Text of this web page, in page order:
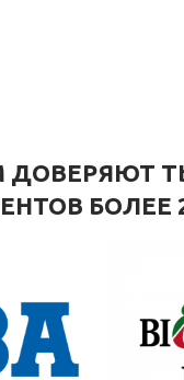
ДОВЕРЯЮТ
БОЛЕЕ